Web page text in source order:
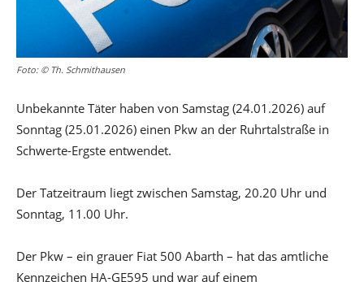
Foto: © Th. Schmithausen
Unbekannte Täter haben von Samstag (24.01.2026) auf
Sonntag (25.01.2026) einen Pkw an der Ruhrtalstraße in
Schwerte-Ergste entwendet.
Der Tatzeitraum liegt zwischen Samstag, 20.20 Uhr und
Sonntag, 11.00 Uhr.
Der Pkw – ein grauer Fiat 500 Abarth – hat das amtliche
Kennzeichen HA-GE595 und war auf einem